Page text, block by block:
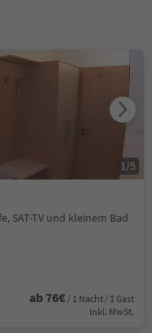
SAT-TV und kleinem Bad
ab 76€ / 1 Nacht / 1 Gast
Inkl. MwSt.
1/5